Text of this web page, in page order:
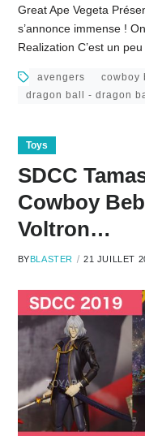
Great Ape Vegeta
s’annonce immense !
Realization C’est un
avengers
cowboy
dragon ball - dragon
Toys
SDCC
Cowboy
Voltron…
BYBLASTER 21 JUILLET